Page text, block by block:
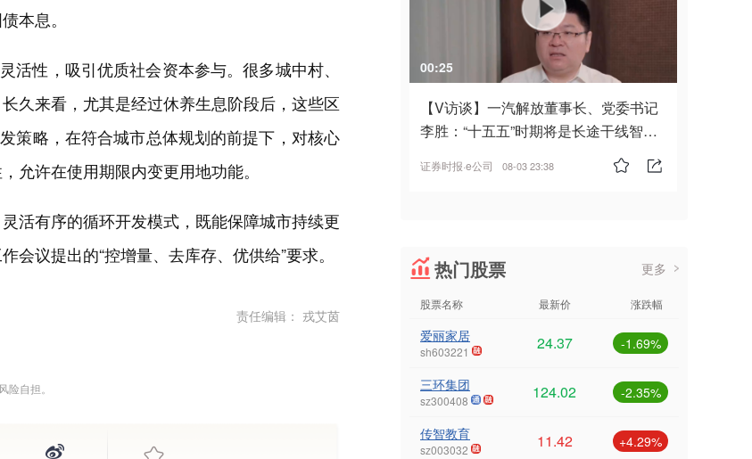
本息。
活性，吸引优质社会资本参与。很多城中村、
久来看，尤其是经过休养生息阶段后，这些区
策略，在符合城市总体规划的前提下，对核心
允许在使用期限内变更用地功能。
活有序的循环开发模式，既能保障城市持续更
议提出的“控增量、去库存、优供给”要求。
责任编辑： 戎艾茵
自担。
00:25
【V访谈】一汽解放董事长、党委书记
李胜：“十五五”时期将是长途干线智能
证券时报·e公司 08-03 23:38
热门股票 更多
股票名称 最新价 涨跌幅
爱丽家居
sh603221 24.37 -1.69%
三环集团
sz300408 124.02 -2.35%
传智教育
sz003032 11.42 +4.29%